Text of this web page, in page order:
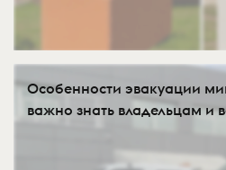
Особенности эвакуации
важно знать владельцам и